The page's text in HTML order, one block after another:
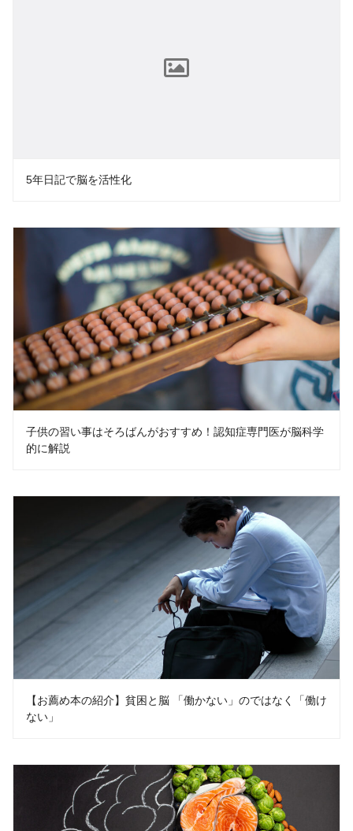
5年日記で脳を活性化
子供の習い事はそろばんがおすすめ！認知症専門医が脳科学
的に解説
【お薦め本の紹介】貧困と脳 「働かない」のではなく「働け
ない」